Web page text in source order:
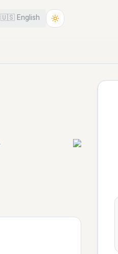
🇺🇸 English